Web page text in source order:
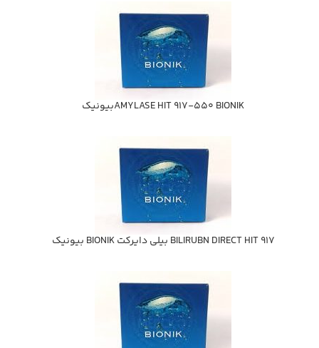
AMYLASE HIT 917-550 BIONIKبيونيك
BILIRUBN DIRECT HIT 917 بيلي دايركت BIONIK بيونيك